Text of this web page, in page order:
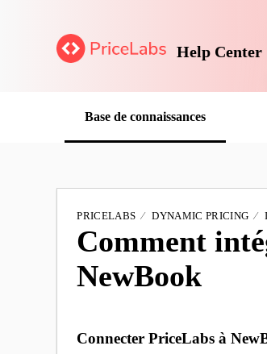
Help Center
Base de connaissances
PRICELABS DYNAMIC PRICING
Comment
NewBook
Connecter PriceLabs à